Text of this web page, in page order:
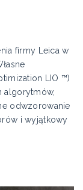
firmy Leica w
LIO ™)
algorytmów,
odwzorowanie
i wyjątkowy